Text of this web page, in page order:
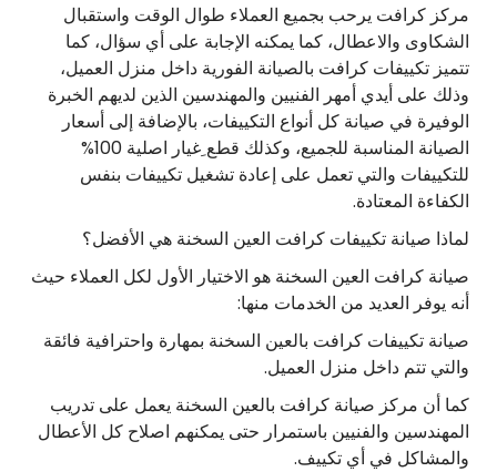
مركز كرافت يرحب بجميع العملاء طوال الوقت واستقبال
الشكاوى والاعطال، كما يمكنه الإجابة على أي سؤال، كما
تتميز تكييفات كرافت بالصيانة الفورية داخل منزل العميل،
وذلك على أيدي أمهر الفنيين والمهندسين الذين لديهم الخبرة
الوفيرة في صيانة كل أنواع التكييفات، بالإضافة إلى أسعار
الصيانة المناسبة للجميع، وكذلك قطع ِغيار اصلية 100%
للتكييفات والتي تعمل على إعادة تشغيل تكييفات بنفس
الكفاءة المعتادة.
لماذا صيانة تكييفات كرافت العين السخنة هي الأفضل؟
صيانة كرافت العين السخنة هو الاختيار الأول لكل العملاء حيث
أنه يوفر العديد من الخدمات منها:
صيانة تكييفات كرافت بالعين السخنة بمهارة واحترافية فائقة
والتي تتم داخل منزل العميل.
كما أن مركز صيانة كرافت بالعين السخنة يعمل على تدريب
المهندسين والفنيين باستمرار حتى يمكنهم اصلاح كل الأعطال
والمشاكل في أي تكييف.